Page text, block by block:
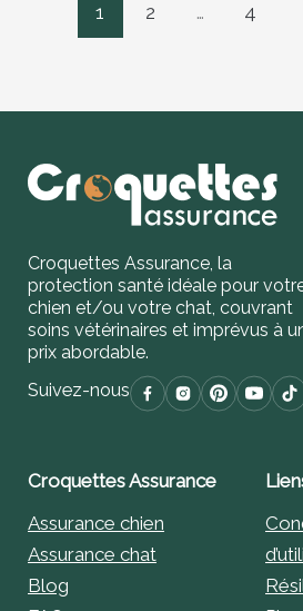
1 2 … 4
Croquettes Assurance, la
protection santé idéale pour
chien et/ou votre chat, couvrant
soins vétérinaires et imprévus à
prix abordable.
Suivez-nous
Croquettes Assurance
Assurance chien
Assurance chat
Blog